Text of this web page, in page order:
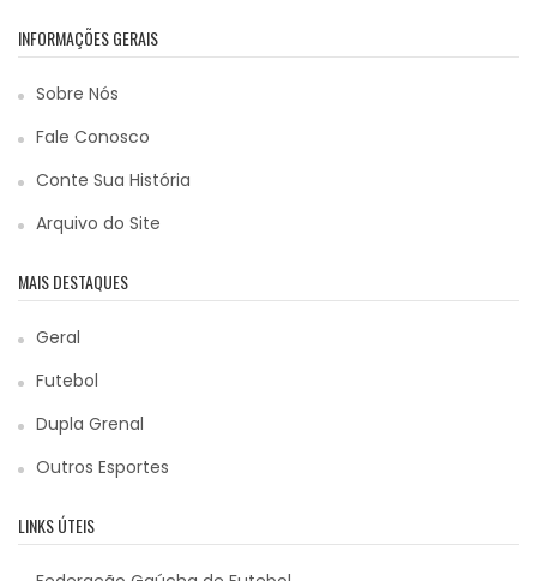
INFORMAÇÕES GERAIS
Sobre Nós
Fale Conosco
Conte Sua História
Arquivo do Site
MAIS DESTAQUES
Geral
Futebol
Dupla Grenal
Outros Esportes
LINKS ÚTEIS